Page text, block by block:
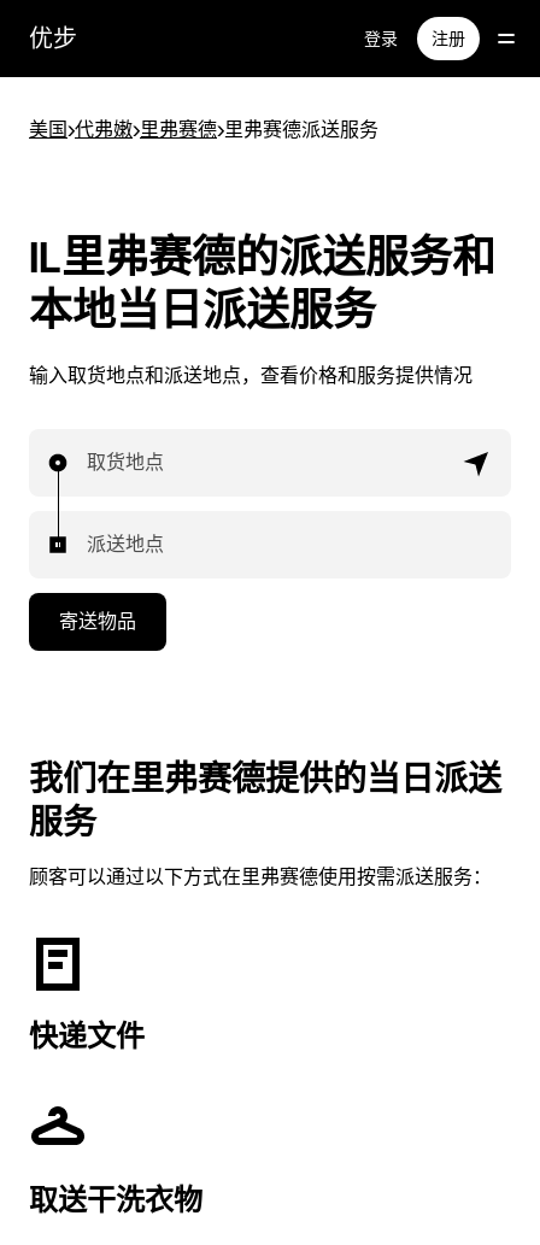
优步 登录 注册
美国>代弗嫩>里弗赛德>里弗赛德派送服务
IL里弗赛德的派送服务和
本地当日派送服务
输入取货地点和派送地点，查看价格和服务提供情况
取货地点
派送地点
寄送物品
我们在里弗赛德提供的当日派送
服务
顾客可以通过以下方式在里弗赛德使用按需派送服务：
快递文件
取送干洗衣物